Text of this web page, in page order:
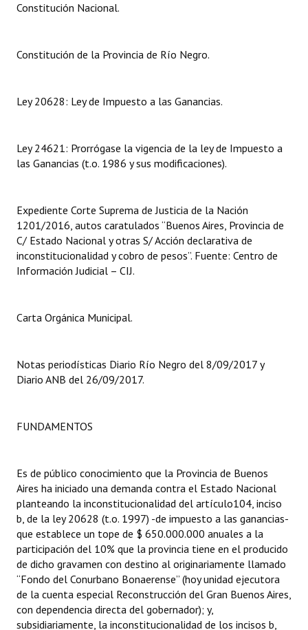
Constitución Provincial
Digesto
DOCUMENTOS
Proyectos Presentados
Dictámenes Asesoría Letrada
Actas de Sesión
Ejecución Presupuestaria
NORMATIVA
Resoluciones
Resoluciones de Presidencia
INSTITUCIONAL
Antiguos Pobladores
Noticias Destacadas
Registros y Distinciones
Constitución Nacional.
Constitución de la Provincia de Río Negro.
Ley 20628: Ley de Impuesto a las Ganancias.
Ley 24621: Prorrógase la vigencia de la ley de Impuesto a
las Ganancias (t.o. 1986 y sus modificaciones).
Expediente Corte Suprema de Justicia de la Nación
1201/2016, autos caratulados “Buenos Aires, Provincia de
C/ Estado Nacional y otras S/ Acción declarativa de
inconstitucionalidad y cobro de pesos”. Fuente: Centro de
Información Judicial – CIJ.
Carta Orgánica Municipal.
Notas periodísticas Diario Río Negro del 8/09/2017 y
Diario ANB del 26/09/2017.
FUNDAMENTOS
Es de público conocimiento que la Provincia de Buenos
Aires ha iniciado una demanda contra el Estado Nacional
planteando la inconstitucionalidad del artículo104, inciso
b, de la ley 20628 (t.o. 1997) -de impuesto a las ganancias-
que establece un tope de $ 650.000.000 anuales a la
participación del 10% que la provincia tiene en el producido
de dicho gravamen con destino al originariamente llamado
“Fondo del Conurbano Bonaerense” (hoy unidad ejecutora
de la cuenta especial Reconstrucción del Gran Buenos Aires,
con dependencia directa del gobernador); y,
subsidiariamente, la inconstitucionalidad de los incisos b,